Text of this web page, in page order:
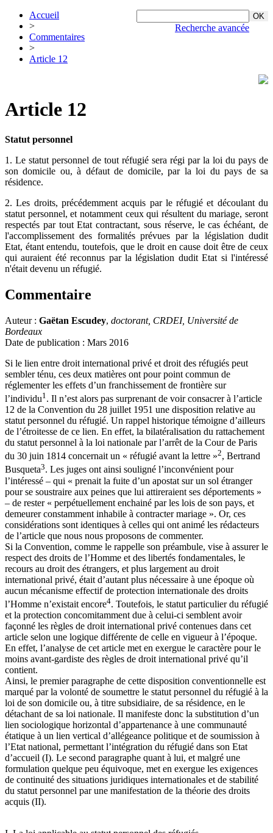
Recherche avancée
Accueil
>
Commentaires
>
Article 12
Article 12
Statut personnel
1. Le statut personnel de tout réfugié sera régi par la loi du pays de
son domicile ou, à défaut de domicile, par la loi du pays de sa
résidence.
2. Les droits, précédemment acquis par le réfugié et découlant du
statut personnel, et notamment ceux qui résultent du mariage, seront
respectés par tout Etat contractant, sous réserve, le cas échéant, de
l'accomplissement des formalités prévues par la législation dudit
Etat, étant entendu, toutefois, que le droit en cause doit être de ceux
qui auraient été reconnus par la législation dudit Etat si l'intéressé
n'était devenu un réfugié.
Commentaire
Auteur : Gaëtan Escudey, doctorant, CRDEI, Université de
Bordeaux
Date de publication : Mars 2016
Si le lien entre droit international privé et droit des réfugiés peut
sembler ténu, ces deux matières ont pour point commun de
réglementer les effets d’un franchissement de frontière sur
l’individu1 . Il n’est alors pas surprenant de voir consacrer à l’article
12 de la Convention du 28 juillet 1951 une disposition relative au
statut personnel du réfugié. Un rappel historique témoigne d’ailleurs
de l’étroitesse de ce lien. En effet, la bilatéralisation du rattachement
du statut personnel à la loi nationale par l’arrêt de la Cour de Paris
du 30 juin 1814 concernait un « réfugié avant la lettre »2, Bertrand
Busqueta3. Les juges ont ainsi souligné l’inconvénient pour
l’intéressé – qui « prenait la fuite d’un apostat sur un sol étranger
pour se soustraire aux peines que lui attireraient ses déportements »
– de rester « perpétuellement enchainé par les lois de son pays, et
demeurer constamment inhabile à contracter mariage ». Or, ces
considérations sont identiques à celles qui ont animé les rédacteurs
de l’article que nous nous proposons de commenter.
Si la Convention, comme le rappelle son préambule, vise à assurer le
respect des droits de l’Homme et des libertés fondamentales, le
recours au droit des étrangers, et plus largement au droit
international privé, était d’autant plus nécessaire à une époque où
aucun mécanisme effectif de protection internationale des droits
l’Homme n’existait encore4. Toutefois, le statut particulier du réfugié
et la protection concomitamment due à celui-ci semblent avoir
façonné les règles de droit international privé contenues dans cet
article selon une logique différente de celle en vigueur à l’époque.
En effet, l’analyse de cet article met en exergue le caractère pour le
moins avant-gardiste des règles de droit international privé qu’il
contient.
Ainsi, le premier paragraphe de cette disposition conventionnelle est
marqué par la volonté de soumettre le statut personnel du réfugié à la
loi de son domicile ou, à titre subsidiaire, de sa résidence, en le
détachant de sa loi nationale. Il manifeste donc la substitution d’un
lien sociologique horizontal d’appartenance à une communauté
étatique à un lien vertical d’allégeance politique et de soumission à
l’Etat national, permettant l’intégration du réfugié dans son Etat
d’accueil (I). Le second paragraphe quant à lui, et malgré une
formulation quelque peu équivoque, met en exergue les exigences
de continuité des situations juridiques internationales et de stabilité
du statut personnel par une manifestation de la théorie des droits
acquis (II).